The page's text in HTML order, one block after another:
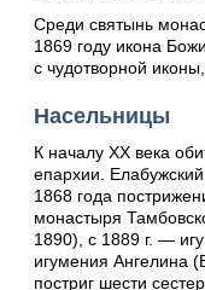
Среди святынь
1869 году икона
с чудотворной
Насельницы
К началу XX века
епархии.
1868 года
монастыря
1890), с 1889 г. —
игумения Ангелина
постриг шести